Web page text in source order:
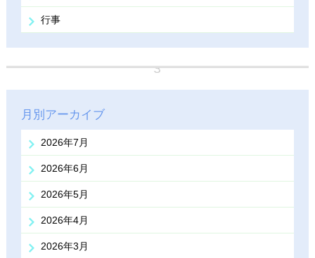
行事
月別アーカイブ
2026年7月
2026年6月
2026年5月
2026年4月
2026年3月